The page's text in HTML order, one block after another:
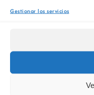
Gestionar los servicios
instalacións e o